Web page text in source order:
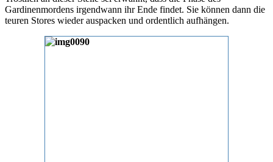
Gardinenmordens irgendwann ihr Ende findet. Sie können dann die
teuren Stores wieder auspacken und ordentlich aufhängen.